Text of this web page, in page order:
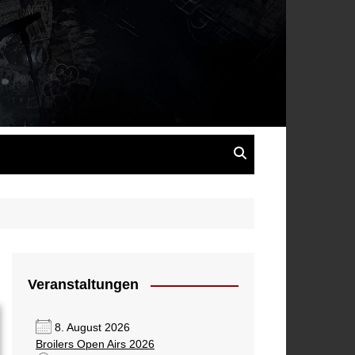
Veranstaltungen
8. August 2026
Broilers Open Airs 2026